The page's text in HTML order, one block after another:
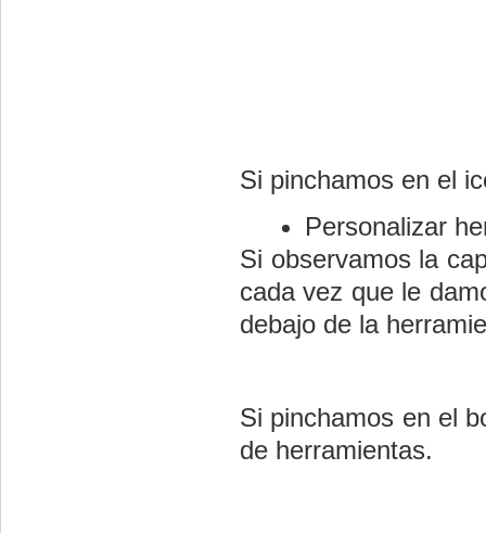
Si pinchamos en el
Personalizar
Si observamos la
cada vez que le
debajo de la
Si pinchamos en el
de herramientas.